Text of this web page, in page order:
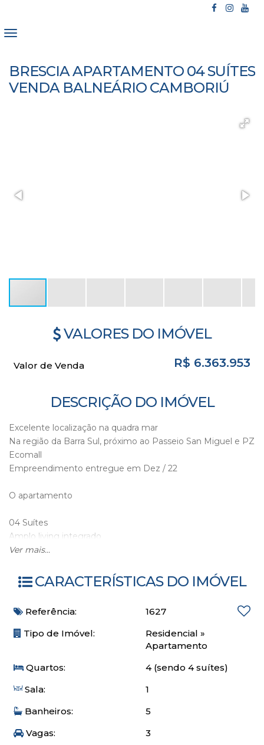
BRESCIA APARTAMENTO 04 SUÍTES
VENDA BALNEÁRIO CAMBORIÚ
VALORES DO IMÓVEL
R$ 6.363.953
Valor de Venda
DESCRIÇÃO DO IMÓVEL
Excelente localização na quadra mar
Na região da Barra Sul, próximo ao Passeio San Miguel e PZ
Ecomall
Empreendimento entregue em Dez / 22
O apartamento
04 Suítes
Amplo living integrado
Lavabo
Infraestrutura para ar split
Aquecimento a gás
Área total 363,12 m²
03 Vagas de garagem
Hall de entrada decorado
Elevador social com biometria
Entrada social e de serviço
Ver mais...
CARACTERÍSTICAS DO IMÓVEL
Referência:
1627
Tipo de Imóvel:
Residencial »
Apartamento
Quartos:
4 (sendo 4 suítes)
Sala:
1
Banheiros:
5
Vagas:
3